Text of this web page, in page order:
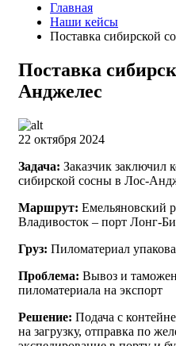
Главная
Наши кейсы
Поставка сибирской
Поставка
Анджелес
22 октября 2024
Задача: Заказчик заключил
сибирской сосны в Лос-
Маршрут: Емельяновский
Владивосток – порт Лонг-
Груз: Пиломатериал
Проблема: Вывоз и
пиломатериала на экспорт
Решение: Подача с
на загрузку, отправка по